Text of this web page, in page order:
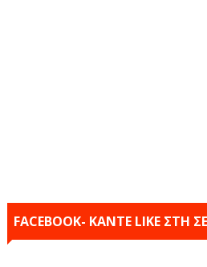
FACEBOOK- KANTE LIKE ΣΤΗ